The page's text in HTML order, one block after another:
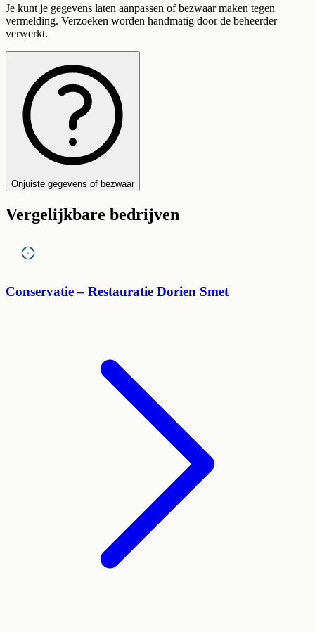
Je kunt je gegevens laten aanpassen of bezwaar maken tegen
vermelding. Verzoeken worden handmatig door de beheerder
verwerkt.
Onjuiste gegevens of bezwaar
Vergelijkbare bedrijven
Conservatie – Restauratie Dorien Smet